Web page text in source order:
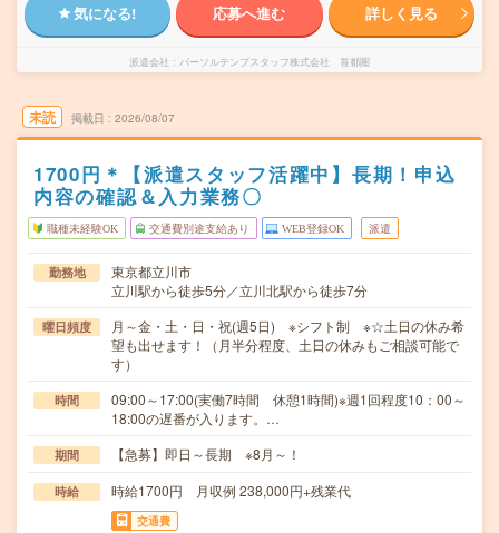
気になる! 応募へ進む 詳しく見る
派遣会社 パーソルテンプスタッフ株式会社 首都圏
未読 掲載日 2026/08/07
1700円＊【派遣スタッフ活躍中】長期！申込
内容の確認＆入力業務〇
職種未経験OK 交通費別途支給あり WEB登録OK 派遣
勤務地
東京都立川市
立川駅から徒歩5分／立川北駅から徒歩7分
曜日頻度
月～金・土・日・祝(週5日) ※シフト制 ※☆土日の休み希
望も出せます！（月半分程度、土日の休みもご相談可能で
す）
時間
09:00～17:00(実働7時間 休憩1時間)※週1回程度10：00～
18:00の遅番が入ります。…
期間 【急募】即日～長期 ※8月～！
時給 時給1700円 月収例 238,000円+残業代
交通費